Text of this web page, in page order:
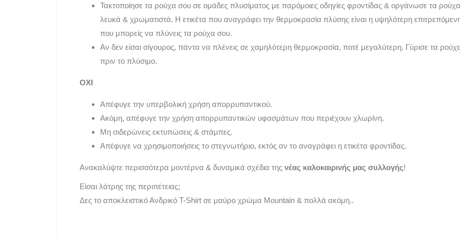
Τακτοποίησε τα ρούχα σου σε ομάδες πλυσίματος με παρόμοιες οδηγίες φροντίδας & οργάνωσε τα
λευκά & χρωματιστά. Η ετικέτα που αναγράφει την θερμοκρασία πλύσης είναι η υψηλότερη
που μπορείς να πλύνεις τα ρούχα σου.
Αν δεν είσαι σίγουρος, πάντα να πλένεις σε χαμηλότερη θερμοκρασία, ποτέ μεγαλύτερη. Γύρισε τα
πριν το πλύσιμο.
ΟΧΙ
Απέφυγε την υπερβολική χρήση απορρυπαντικού.
Ακόμη, απέφυγε την χρήση απορρυπαντικών υφασμάτων που περιέχουν χλωρίνη.
Μη σιδερώνεις εκτυπώσεις & στάμπες.
Απέφυγε να χρησιμοποιήσεις το στεγνωτήριο, εκτός αν το αναγράφει η ετικέτα φροντίδας.
Ανακαλύψτε περισσότερα μοντέρνα & δυναμικά σχέδια της νέας καλοκαιρινής μας συλλογής!
Είσαι λάτρης της περιπέτειας;
Δες το αποκλειστικόΑνδρικό T-Shirt σε μαύρο χρώμα Mountain & πολλά ακόμη..